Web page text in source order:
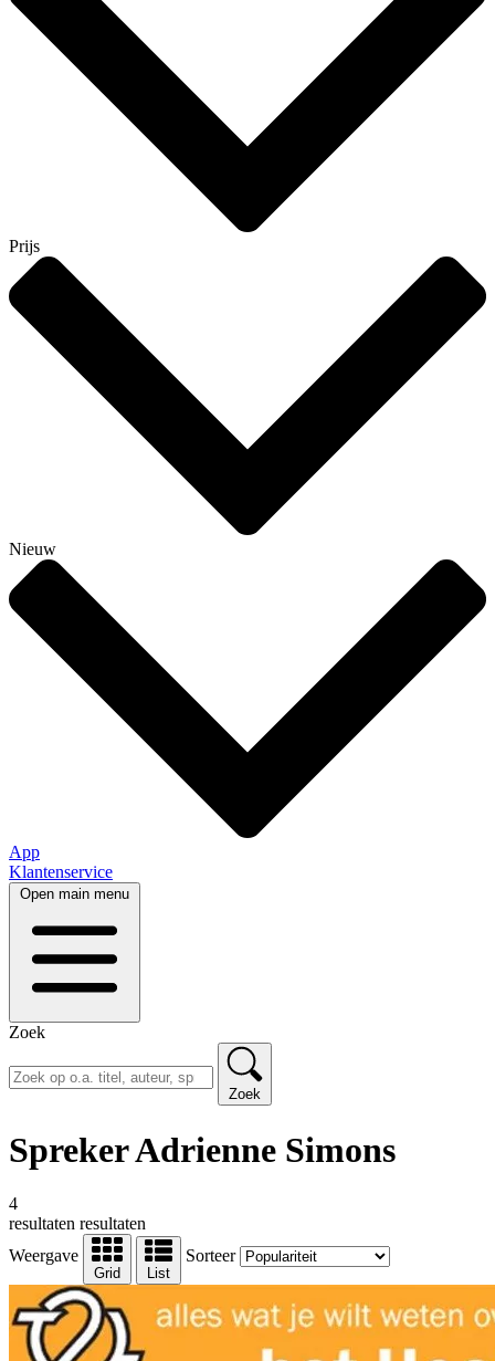
Prijs
Nieuw
App
Klantenservice
Open main menu
Zoek
Zoek
Spreker Adrienne Simons
4
resultaten resultaten
Weergave
Grid List
Sorteer